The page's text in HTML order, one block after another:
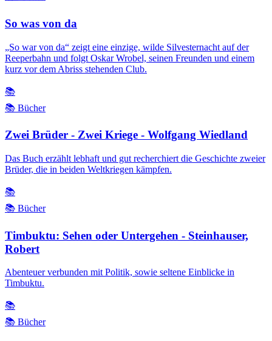
So was von da
„So war von da“ zeigt eine einzige, wilde Silvesternacht auf der
Reeperbahn und folgt Oskar Wrobel, seinen Freunden und einem
kurz vor dem Abriss stehenden Club.
📚
📚 Bücher
Zwei Brüder - Zwei Kriege - Wolfgang Wiedland
Das Buch erzählt lebhaft und gut recherchiert die Geschichte zweier
Brüder, die in beiden Weltkriegen kämpfen.
📚
📚 Bücher
Timbuktu: Sehen oder Untergehen - Steinhauser,
Robert
Abenteuer verbunden mit Politik, sowie seltene Einblicke in
Timbuktu.
📚
📚 Bücher